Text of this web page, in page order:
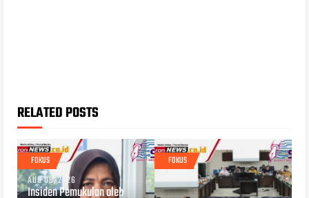
RELATED POSTS
FOKUS
AUG 08, 2026
Insiden Pemukulan oleh
FOKUS